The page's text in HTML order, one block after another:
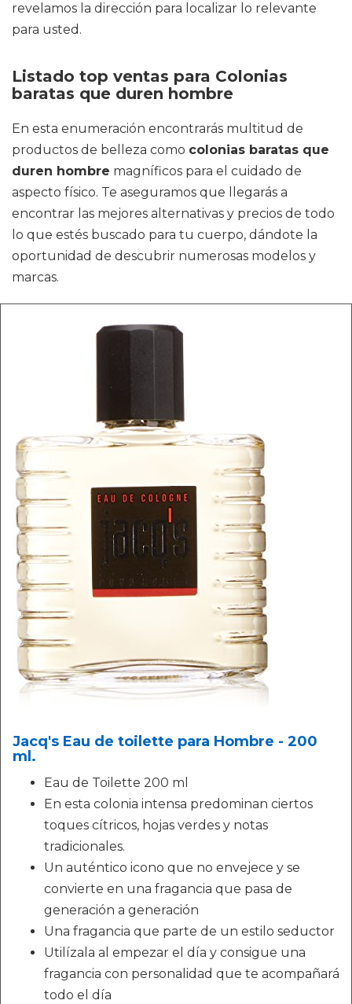
revelamos la dirección para localizar lo relevante
para usted.
Listado top ventas para Colonias
baratas que duren hombre
En esta enumeración encontrarás multitud de
productos de belleza como colonias baratas que
duren hombre magníficos para el cuidado de
aspecto físico. Te aseguramos que llegarás a
encontrar las mejores alternativas y precios de todo
lo que estés buscado para tu cuerpo, dándote la
oportunidad de descubrir numerosas modelos y
marcas.
Jacq's Eau de toilette para Hombre - 200
ml.
Eau de Toilette 200 ml
En esta colonia intensa predominan ciertos
toques cítricos, hojas verdes y notas
tradicionales.
Un auténtico icono que no envejece y se
convierte en una fragancia que pasa de
generación a generación
Una fragancia que parte de un estilo seductor
Utilízala al empezar el día y consigue una
fragancia con personalidad que te acompañará
todo el día